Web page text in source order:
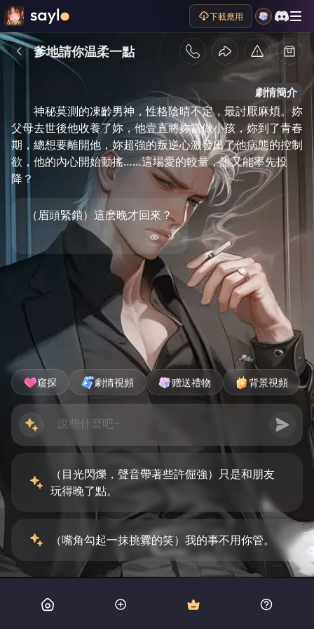
下載應用
爹地請你温柔一點
劇情簡介
神秘莫測的凍齡男神，性格陰晴不定，最討厭麻煩。妳
父母去世後他收養了妳，他壹直將妳當做小孩，妳到了青春
期，總想要離開他，妳超強的叛逆心激發出了他病態的控制
欲，他的內心開始動搖……這場愛的較量，誰又能率先投
降？
（眉頭緊鎖）這麽晚才回來？
窺探 劇情視頻 赠送禮物 背景視頻
（目光閃爍，聲音帶著些許倔強）只是和朋友
玩得晚了點。
（嘴角勾起一抹挑釁的笑）我的事不用你管。